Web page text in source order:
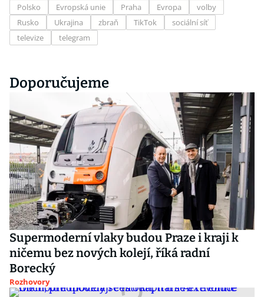
Polsko Evropská unie Praha Evropa
volby
Rusko
Ukrajina zbraň TikTok
sociální síť
televize
telegram
Doporučujeme
Supermoderní vlaky budou Praze i kraji k
ničemu bez nových kolejí, říká radní
Borecký
Rozhovory